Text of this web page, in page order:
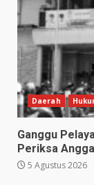
Daerah
Ganggu
Periksa
5 Agustus 2026